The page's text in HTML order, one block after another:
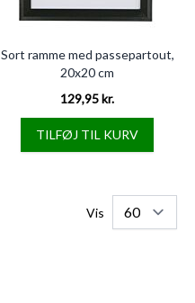
Sort ramme med passepartout,
20x20 cm
129,95 kr.
TILFØJ TIL KURV
Vis